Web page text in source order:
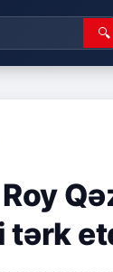
🔍
tərk